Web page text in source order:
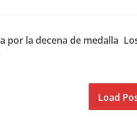
por la decena de medalla
Load